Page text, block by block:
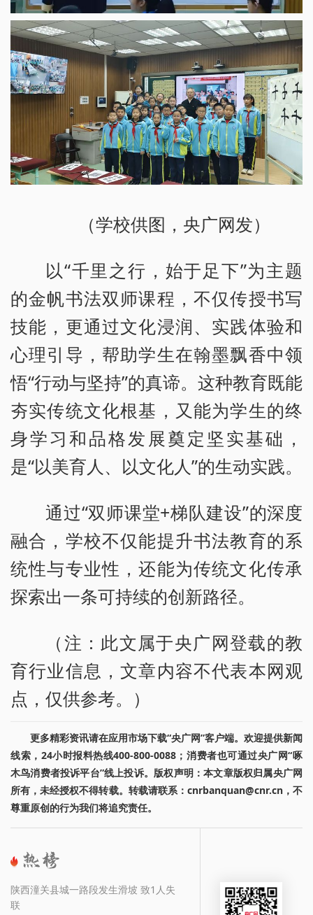
（学校供图，央广网发）
以“千里之行，始于足下”为主题
的金帆书法双师课程，不仅传授书写
技能，更通过文化浸润、实践体验和
心理引导，帮助学生在翰墨飘香中领
悟“行动与坚持”的真谛。这种教育既能
夯实传统文化根基，又能为学生的终
身学习和品格发展奠定坚实基础，
是“以美育人、以文化人”的生动实践。
通过“双师课堂+梯队建设”的深度
融合，学校不仅能提升书法教育的系
统性与专业性，还能为传统文化传承
探索出一条可持续的创新路径。
（注：此文属于央广网登载的教
育行业信息，文章内容不代表本网观
点，仅供参考。）
更多精彩资讯请在应用市场下载“央广网”客户端。欢迎提供新闻
线索，24小时报料热线400-800-0088；消费者也可通过央广网“啄
木鸟消费者投诉平台”线上投诉。版权声明：本文章版权归属央广网
所有，未经授权不得转载。转载请联系：cnrbanquan@cnr.cn，不
尊重原创的行为我们将追究责任。
陕西潼关县城一路段发生滑坡 致1人失
联